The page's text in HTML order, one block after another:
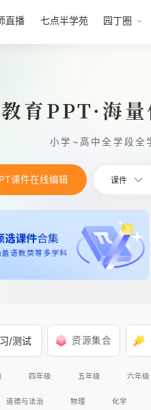
直播 七点半学苑 园丁圈
育PPT·海
小学~高中全学段全
课件在线编辑 课件
/测试 资源集合
四年级 五年级 六年级
道德与法治 物理 化学